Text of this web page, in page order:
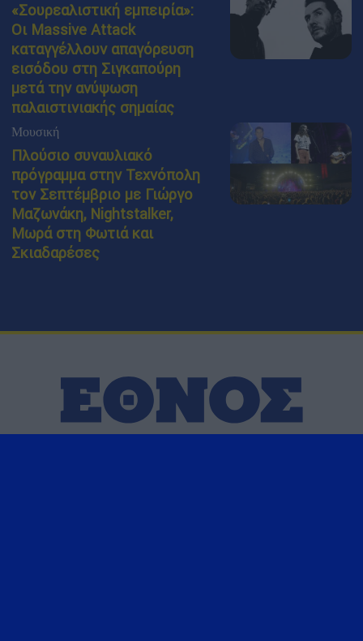
«Σουρεαλιστική εμπειρία»:
Οι Massive Attack
καταγγέλλουν απαγόρευση
εισόδου στη Σιγκαπούρη
μετά την ανύψωση
παλαιστινιακής σημαίας
Μουσική
Πλούσιο συναυλιακό
πρόγραμμα στην Τεχνόπολη
τον Σεπτέμβριο με Γιώργο
Μαζωνάκη, Nightstalker,
Μωρά στη Φωτιά και
Σκιαδαρέσες